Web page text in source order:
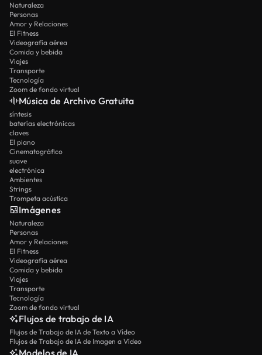
Naturaleza
Personas
Amor y Relaciones
El Fitness
Videografía aérea
Comida y bebida
Viajes
Transporte
Tecnología
Zoom de fondo virtual
Música de Archivo Gratuita
síntesis
baterías electrónicas
claves
El piano
Cinematográfico
suave
electrónica
Ambientes
Strings
Trompeta acústica
Imágenes
Naturaleza
Personas
Amor y Relaciones
El Fitness
Videografía aérea
Comida y bebida
Viajes
Transporte
Tecnología
Zoom de fondo virtual
Flujos de trabajo de IA
Flujos de Trabajo de IA de Texto a Vídeo
Flujos de Trabajo de IA de Imagen a Vídeo
Modelos de IA